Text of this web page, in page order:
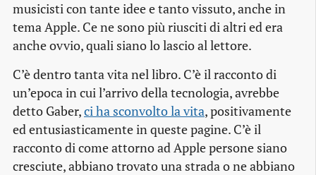
musicisti con tante idee e tanto vissuto, anche in
tema Apple. Ce ne sono più riusciti di altri ed era
anche ovvio, quali siano lo lascio al lettore.
C’è dentro tanta vita nel libro. C’è il racconto di
un’epoca in cui l’arrivo della tecnologia, avrebbe
detto Gaber,ci ha sconvolto la vita, positivamente
ed entusiasticamente in queste pagine. C’è il
racconto di come attorno ad Apple persone siano
cresciute, abbiano trovato una strada o ne abbiano